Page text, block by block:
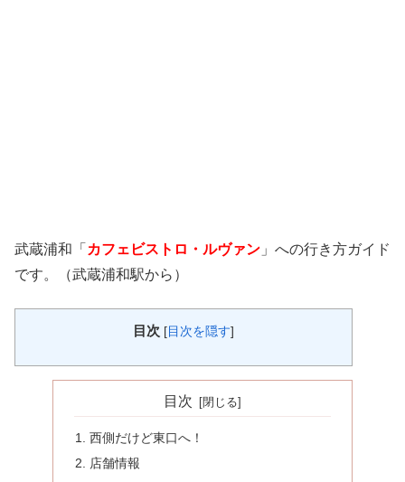
武蔵浦和「 カフェビストロ・ルヴァン 」への行き方ガイド
です。（武蔵浦和駅から）
目次 [ 目次を隠す]
目次
西側だけど東口へ！
店舗情報